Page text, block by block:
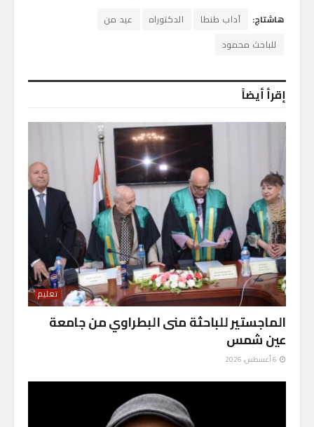
هاشتاج: آداب طنطا الدكتوراه
عيد من
للباحث محمود
إقرأ أيضاً
تعليم
الماجستير للباحثة منى البطراوي من جامعة
عين شمس